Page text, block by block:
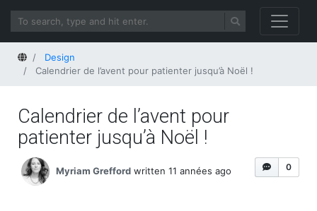
HomeDesign
Calendrier de l’avent pour patienter jusqu’à Noël !
Calendrier de l’avent pour
patienter jusqu’à Noël !
0
Myriam Grefford written 11 années ago